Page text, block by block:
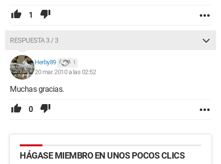
1
RESPUESTA 3 / 3
Herby89 1
20 mar. 2010 a las 02:52
Muchas gracias.
0
HÁGASE MIEMBRO EN UNOS POCOS CLICS